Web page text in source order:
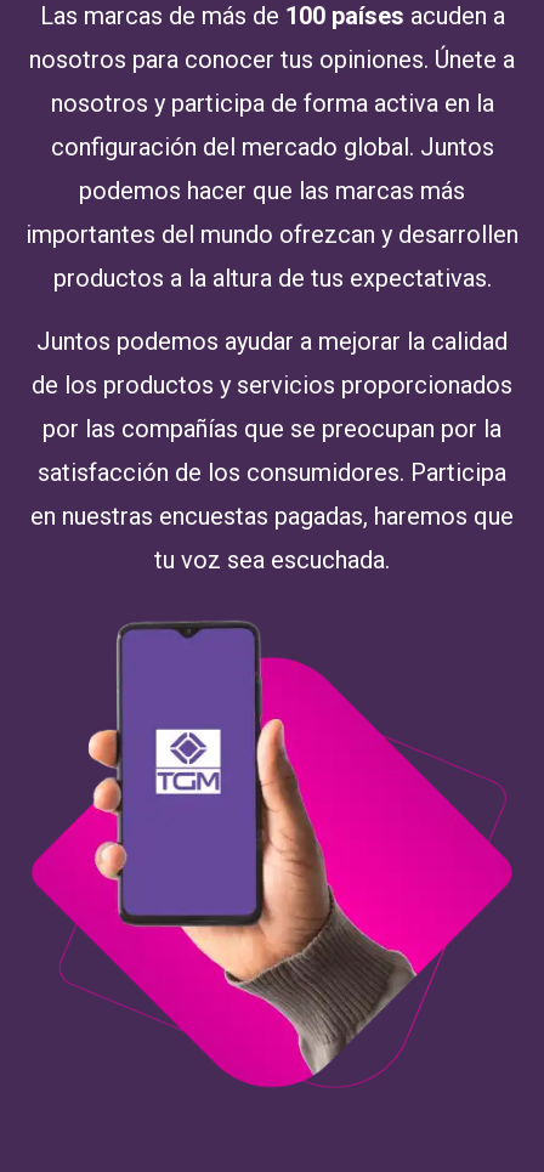
Las marcas de más de 100 países acuden a
nosotros para conocer tus opiniones. Únete a
nosotros y participa de forma activa en la
configuración del mercado global. Juntos
podemos hacer que las marcas más
importantes del mundo ofrezcan y desarrollen
productos a la altura de tus expectativas.
Juntos podemos ayudar a mejorar la calidad
de los productos y servicios proporcionados
por las compañías que se preocupan por la
satisfacción de los consumidores. Participa
en nuestras encuestas pagadas, haremos que
tu voz sea escuchada.